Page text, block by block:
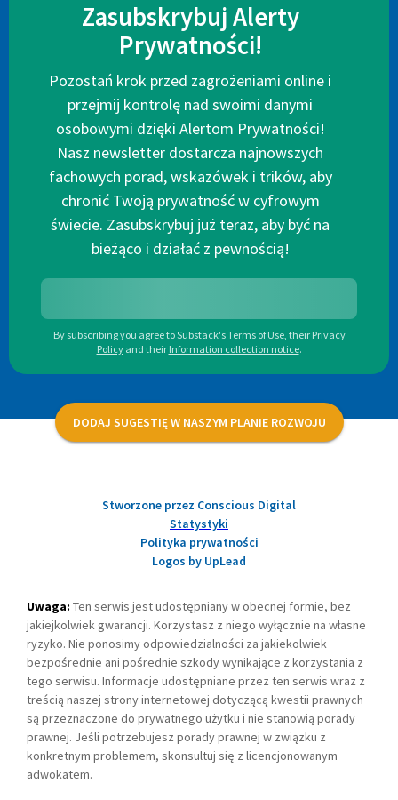
Zasubskrybuj Alerty
Prywatności!
Pozostań krok przed zagrożeniami online i
przejmij kontrolę nad swoimi danymi
osobowymi dzięki Alertom Prywatności!
Nasz newsletter dostarcza najnowszych
fachowych porad, wskazówek i trików, aby
chronić Twoją prywatność w cyfrowym
świecie. Zasubskrybuj już teraz, aby być na
bieżąco i działać z pewnością!
By subscribing you agree toSubstack's Terms of Use, their Privacy
Policy and their Information collection notice.
DODAJ SUGESTIĘ W NASZYM PLANIE ROZWOJU
Stworzone przez Conscious Digital
Statystyki
Polityka prywatności
Logos by UpLead
Uwaga: Ten serwis jest udostępniany w obecnej formie, bez
jakiejkolwiek gwarancji. Korzystasz z niego wyłącznie na własne
ryzyko. Nie ponosimy odpowiedzialności za jakiekolwiek
bezpośrednie ani pośrednie szkody wynikające z korzystania z
tego serwisu. Informacje udostępniane przez ten serwis wraz z
treścią naszej strony internetowej dotyczącą kwestii prawnych
są przeznaczone do prywatnego użytku i nie stanowią porady
prawnej. Jeśli potrzebujesz porady prawnej w związku z
konkretnym problemem, skonsultuj się z licencjonowanym
adwokatem.